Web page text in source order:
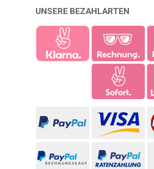
UNSERE BEZAHLARTEN